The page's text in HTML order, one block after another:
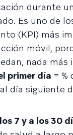
durante
Es uno de
(KPI) más
móvil,
nada más
primer día = %
día siguiente
7 y a los 30